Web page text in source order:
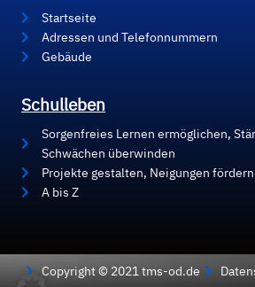
Startseite
Adressen und Telefonnummern
Gebäude
Schulleben
Sorgenfreies Lernen ermöglichen,
Schwächen überwinden
Projekte gestalten, Neigungen
A bis Z
Copyright © 2021 tms-od.de